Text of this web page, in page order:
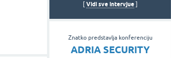
Vidi sve intervjue
Znatko predstavlja konferenciju
ADRIA SECURITY